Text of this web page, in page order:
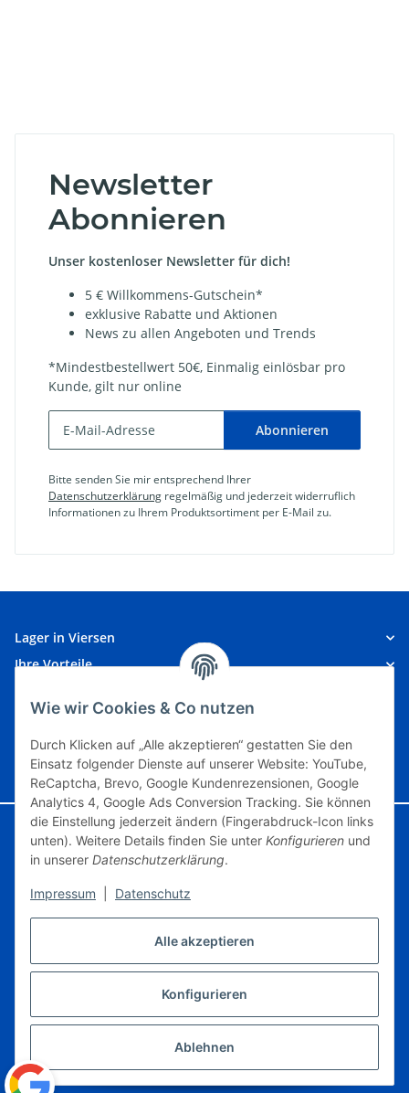
Alle akzeptieren
Konfigurieren
Ablehnen
Wie wir Cookies & Co nutzen
Durch Klicken auf „Alle akzeptieren“ gestatten Sie den
Einsatz folgender Dienste auf unserer Website: YouTube,
ReCaptcha, Brevo, Google Kundenrezensionen, Google
Analytics 4, Google Ads Conversion Tracking. Sie können
die Einstellung jederzeit ändern (Fingerabdruck-Icon links
unten). Weitere Details finden Sie unter Konfigurieren und
in unserer Datenschutzerklärung.
Impressum Datenschutz
Newsletter
Abonnieren
Unser kostenloser Newsletter für dich!
5 € Willkommens-Gutschein*
exklusive Rabatte und Aktionen
News zu allen Angeboten und Trends
*Mindestbestellwert 50€, Einmalig einlösbar pro
Kunde, gilt nur online
Abonnieren
Bitte senden Sie mir entsprechend Ihrer
Datenschutzerklärung regelmäßig und jederzeit widerruflich
Informationen zu Ihrem Produktsortiment per E-Mail zu.
Lager in Viersen
Ihre Vorteile
Unsere Partner
Vertrag widerrufen
Google Analytics deaktivieren Status: Opt-Out-Cookie ist nicht gesetzt
(Tracking aktiv)
Differenzbesteuerung, ein Ausweis der Mehrwertsteuer auf der Rechnung erfolgt
nicht., zzgl.
Versand
Erklärung zur Barrierefreiheit Datenschutz AGB
Sitemap